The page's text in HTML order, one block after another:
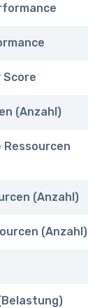
Score
(Anzahl)
(Anzahl)
(Anzahl)